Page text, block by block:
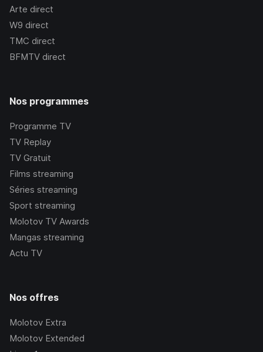
Arte direct
W9 direct
TMC direct
BFMTV direct
Nos programmes
Programme TV
TV Replay
TV Gratuit
Films streaming
Séries streaming
Sport streaming
Molotov TV Awards
Mangas streaming
Actu TV
Nos offres
Molotov Extra
Molotov Extended